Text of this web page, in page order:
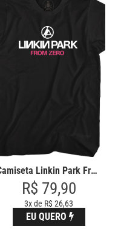
Camiseta Linkin Park From Zero
R$ 79,90
3x de R$ 26,63
EU QUERO